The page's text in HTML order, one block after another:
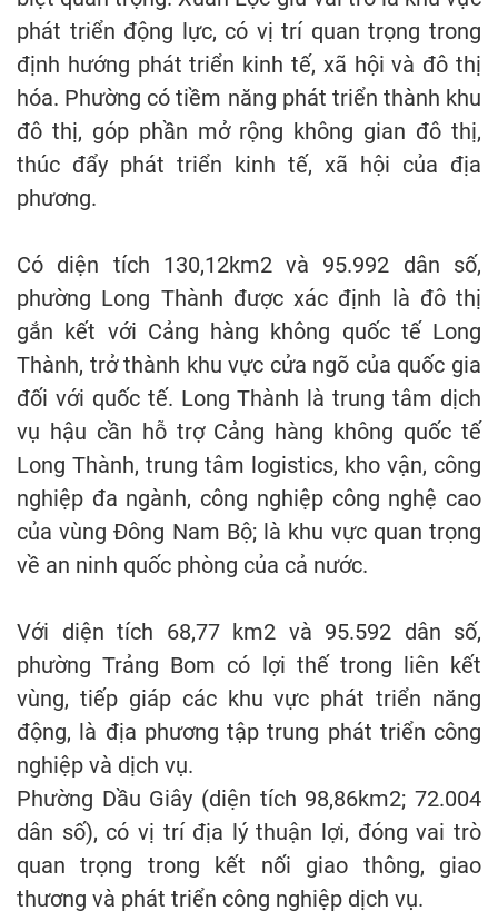
phát triển động lực, có vị trí quan trọng trong
định hướng phát triển kinh tế, xã hội và đô thị
hóa. Phường có tiềm năng phát triển thành khu
đô thị, góp phần mở rộng không gian đô thị,
thúc đẩy phát triển kinh tế, xã hội của địa
phương.
Có diện tích 130,12km2 và 95.992 dân số,
phường Long Thành được xác định là đô thị
gắn kết với Cảng hàng không quốc tế Long
Thành, trở thành khu vực cửa ngõ của quốc gia
đối với quốc tế. Long Thành là trung tâm dịch
vụ hậu cần hỗ trợ Cảng hàng không quốc tế
Long Thành, trung tâm logistics, kho vận, công
nghiệp đa ngành, công nghiệp công nghệ cao
của vùng Đông Nam Bộ; là khu vực quan trọng
về an ninh quốc phòng của cả nước.
Với diện tích 68,77 km2 và 95.592 dân số,
phường Trảng Bom có lợi thế trong liên kết
vùng, tiếp giáp các khu vực phát triển năng
động, là địa phương tập trung phát triển công
nghiệp và dịch vụ.
Phường Dầu Giây (diện tích 98,86km2; 72.004
dân số), có vị trí địa lý thuận lợi, đóng vai trò
quan trọng trong kết nối giao thông, giao
thương và phát triển công nghiệp dịch vụ.